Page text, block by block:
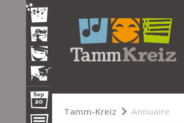
Tamm-Kreiz Annuaire